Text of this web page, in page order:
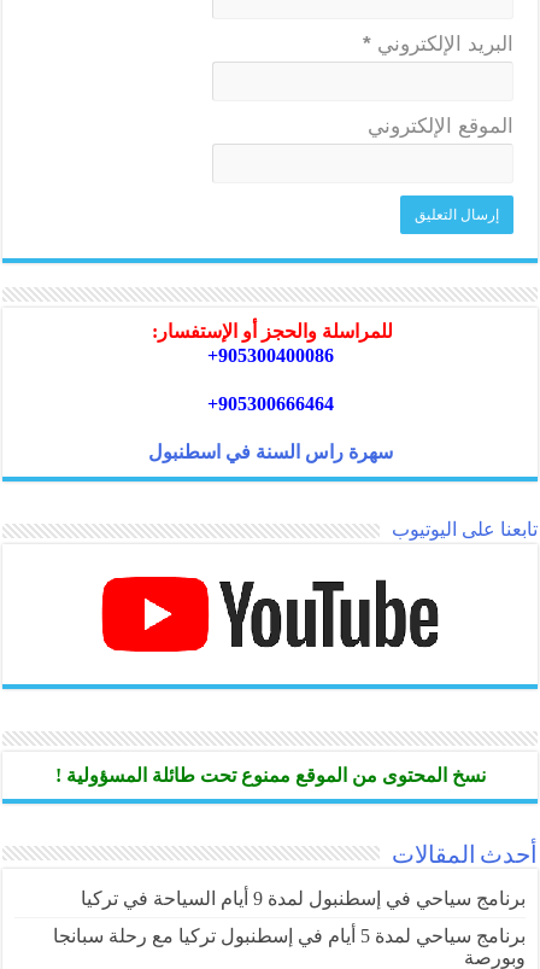
البريد الإلكتروني*
الموقع الإلكتروني
للمراسلة والحجز أو الإستفسار:
905300400086+
905300666464+
سهرة راس السنة في اسطنبول
تابعنا على اليوتيوب
نسخ المحتوى من الموقع ممنوع تحت طائلة المسؤولية !
أحدث المقالات
برنامج سياحي في إسطنبول لمدة 9 أيام السياحة في تركيا
برنامج سياحي لمدة 5 أيام في إسطنبول تركيا مع رحلة سبانجا
وبورصة